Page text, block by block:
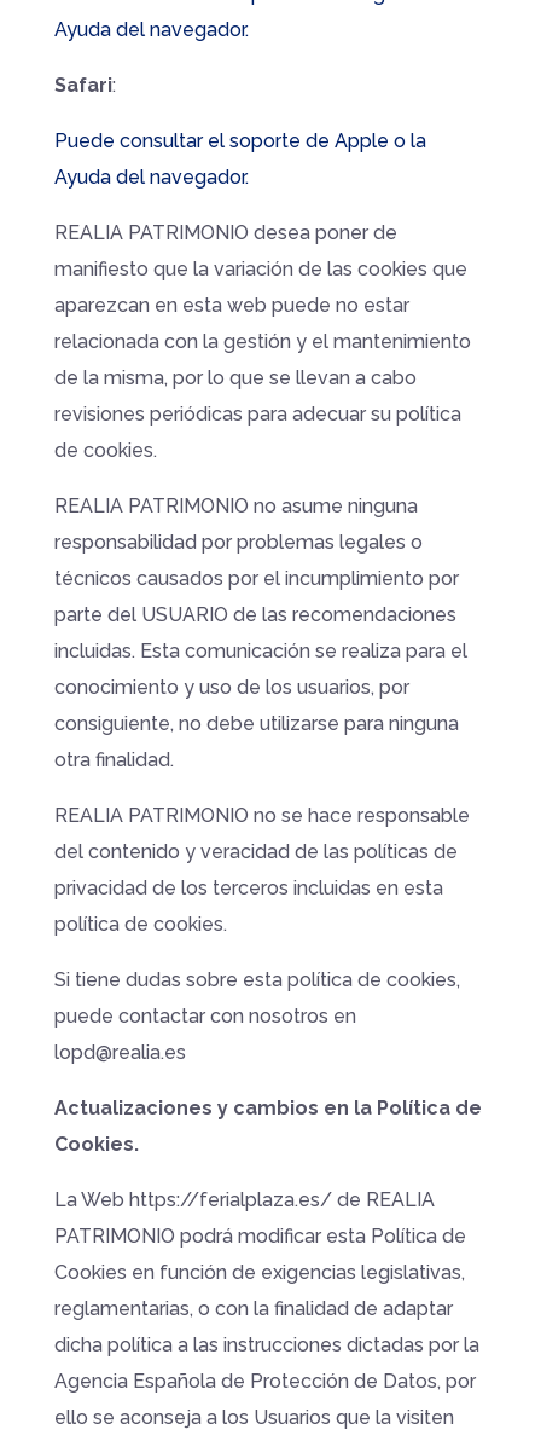
Ayuda del navegador.
Safari:
Puede consultar el soporte de Apple o la
Ayuda del navegador.
REALIA PATRIMONIO desea poner de
manifiesto que la variación de las cookies que
aparezcan en esta web puede no estar
relacionada con la gestión y el mantenimiento
de la misma, por lo que se llevan a cabo
revisiones periódicas para adecuar su política
de cookies.
REALIA PATRIMONIO no asume ninguna
responsabilidad por problemas legales o
técnicos causados por el incumplimiento por
parte del USUARIO de las recomendaciones
incluidas. Esta comunicación se realiza para el
conocimiento y uso de los usuarios, por
consiguiente, no debe utilizarse para ninguna
otra finalidad.
REALIA PATRIMONIO no se hace responsable
del contenido y veracidad de las políticas de
privacidad de los terceros incluidas en esta
política de cookies.
Si tiene dudas sobre esta política de cookies,
puede contactar con nosotros en
lopd@realia.es
Actualizaciones y cambios en la Política de
Cookies.
La Web https://ferialplaza.es/ de REALIA
PATRIMONIO podrá modificar esta Política de
Cookies en función de exigencias legislativas,
reglamentarias, o con la finalidad de adaptar
dicha política a las instrucciones dictadas por la
Agencia Española de Protección de Datos, por
ello se aconseja a los Usuarios que la visiten